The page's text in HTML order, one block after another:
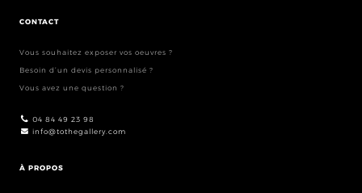
CONTACT
Vous souhaitez exposer vos oeuvres ?
Besoin d’un devis personnalisé ?
Vous avez une question ?
04 84 49 23 98
info@tothegallery.com
À PROPOS